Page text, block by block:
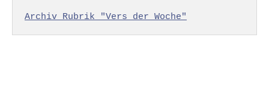
Archiv Rubrik "Vers der Woche"